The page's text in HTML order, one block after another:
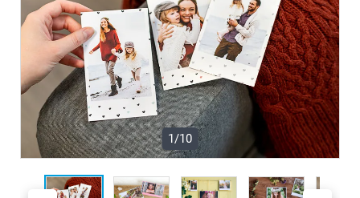
1/10